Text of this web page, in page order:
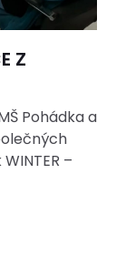
Z
Pohádka a
–